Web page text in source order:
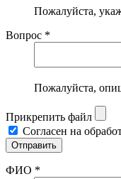
Пожалуйста,
Вопрос *
Пожалуйста,
Прикрепить файл
Согласен на
ФИО *